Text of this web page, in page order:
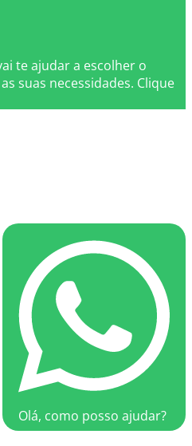
te ajudar a escolher o
suas necessidades. Clique
Olá, como posso ajudar?